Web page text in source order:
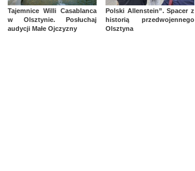
Tajemnice Willi Casablanca
w Olsztynie. Posłuchaj
audycji Małe Ojczyzny
Polski Allenstein”. Spacer z
historią przedwojennego
Olsztyna